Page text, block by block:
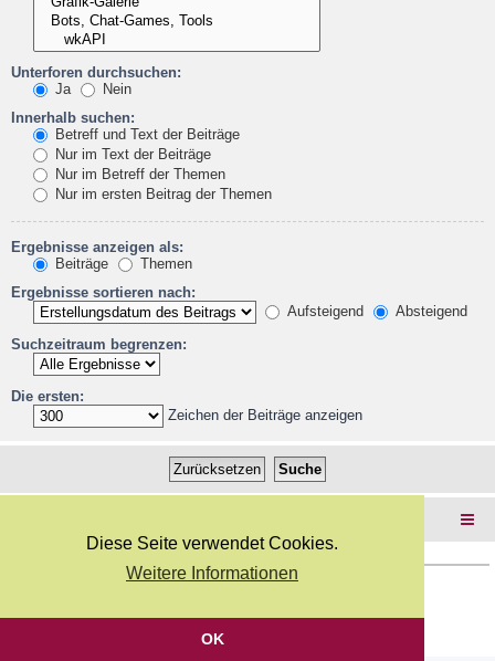
Diese Seite verwendet Cookies.
Weitere Informationen
OK
Unterforen durchsuchen:
Ja
Nein
Innerhalb suchen:
Betreff und Text der Beiträge
Nur im Text der Beiträge
Nur im Betreff der Themen
Nur im ersten Beitrag der Themen
Ergebnisse anzeigen als:
Beiträge
Themen
Ergebnisse sortieren nach:
Aufsteigend
Absteigend
Suchzeitraum begrenzen:
Die ersten:
Zeichen der Beiträge anzeigen
Deutsche Übersetzung durchphpBB.de